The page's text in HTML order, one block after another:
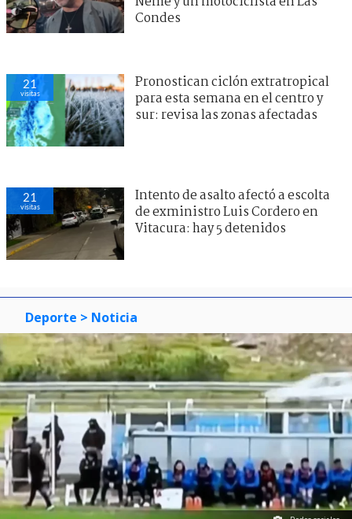
Condes
21
visitas
Pronostican ciclón extratropical
para esta semana en el centro y
sur: revisa las zonas afectadas
21
visitas
Intento de asalto afectó a escolta
de exministro Luis Cordero en
Vitacura: hay 5 detenidos
Deporte > Noticia